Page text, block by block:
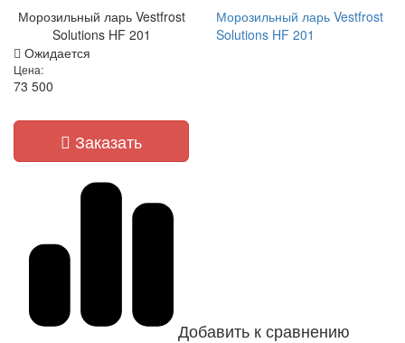
Морозильный ларь Vestfrost
Solutions HF 201
Морозильный ларь Vestfrost
Solutions HF 201
Ожидается
Цена:
73 500
Заказать
Добавить к сравнению